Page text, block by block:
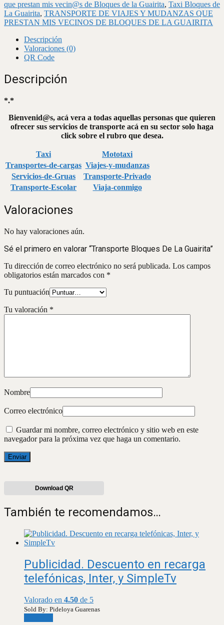
que prestan mis vecin@s de Bloques de la Guairita, Taxi Bloques de
La Guairita, TRANSPORTE DE VIAJES Y MUDANZAS QUE
PRESTAN MIS VECINOS DE BLOQUES DE LA GUAIRITA
Descripción
Valoraciones (0)
QR Code
Descripción
*.*
Bienvenid@s, acá vera a todas aquellas personas que quieren
ofrecer sus servicios de transporte acá en su sector solo haga
click sobre el rubro que desea.
Taxi
Mototaxi
Transportes-de-cargas Viajes-y-mudanzas
Servicios-de-Gruas
Transporte-Privado
Transporte-Escolar
Viaja-conmigo
Valoraciones
No hay valoraciones aún.
Sé el primero en valorar “Transporte Bloques De La Guairita”
Tu dirección de correo electrónico no será publicada. Los campos
obligatorios están marcados con *
Tu puntuación
Tu valoración *
Nombre
Correo electrónico
Guardar mi nombre, correo electrónico y sitio web en este
navegador para la próxima vez que haga un comentario.
Download QR
También te recomendamos…
Publicidad. Descuento en recarga
telefónicas, Inter, y SimpleTv
Valorado en 4.50 de 5
Sold By: Pideloya Guarenas